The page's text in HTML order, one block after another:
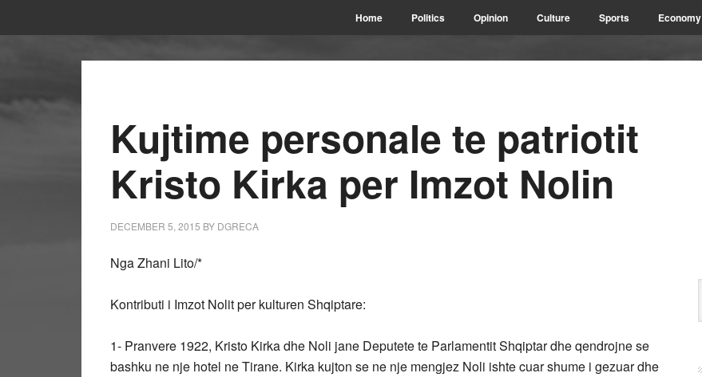
Home Politics Opinion Culture Sports Economy
Kujtime personale te patriotit
Kristo Kirka per Imzot Nolin
DECEMBER 5, 2015 BY DGRECA
Nga Zhani Lito/*
Kontributi i Imzot Nolit per kulturen Shqiptare:
1- Pranvere 1922, Kristo Kirka dhe Noli jane Deputete te Parlamentit Shqiptar dhe qendrojne se
bashku ne nje hotel ne Tirane. Kirka kujton se ne nje mengjez Noli ishte cuar shume i gezuar dhe